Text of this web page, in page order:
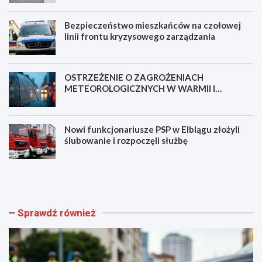
Bezpieczeństwo mieszkańców na czołowej
linii frontu kryzysowego zarządzania
OSTRZEŻENIE O ZAGROŻENIACH
METEOROLOGICZNYCH W WARMII I
Nowi funkcjonariusze PSP w Elblągu złożyli
ślubowanie i rozpoczęli służbę
N
c
e
ż
k
B
e
z
e
ń
Sprawdź również